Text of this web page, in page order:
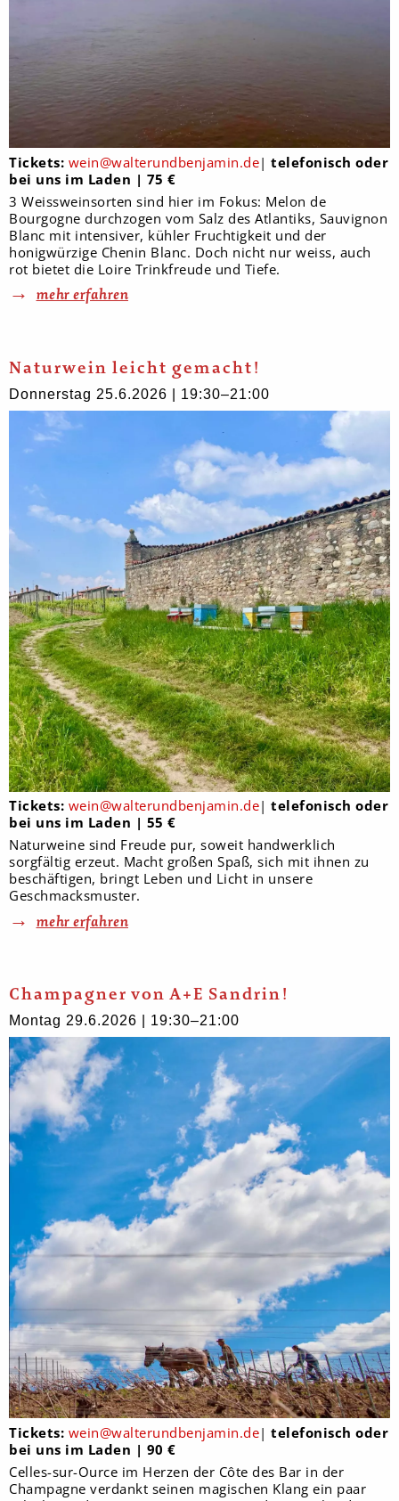
Tickets: wein@walterundbenjamin.de| telefonisch oder
bei uns im Laden | 75 €
3 Weissweinsorten sind hier im Fokus: Melon de
Bourgogne durchzogen vom Salz des Atlantiks, Sauvignon
Blanc mit intensiver, kühler Fruchtigkeit und der
honigwürzige Chenin Blanc. Doch nicht nur weiss, auch
rot bietet die Loire Trinkfreude und Tiefe.
mehr erfahren
Naturwein leicht gemacht!
Donnerstag 25.6.2026 | 19:30–21:00
Tickets: wein@walterundbenjamin.de| telefonisch oder
bei uns im Laden | 55 €
Naturweine sind Freude pur, soweit handwerklich
sorgfältig erzeut. Macht großen Spaß, sich mit ihnen zu
beschäftigen, bringt Leben und Licht in unsere
Geschmacksmuster.
mehr erfahren
Champagner von A+E Sandrin!
Montag 29.6.2026 | 19:30–21:00
Tickets: wein@walterundbenjamin.de| telefonisch oder
bei uns im Laden | 90 €
Celles-sur-Ource im Herzen der Côte des Bar in der
Champagne verdankt seinen magischen Klang ein paar